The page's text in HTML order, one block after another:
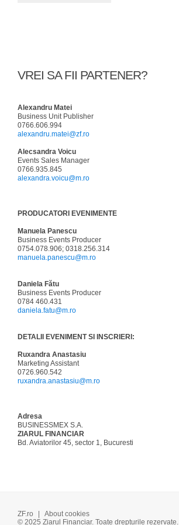
VREI SA FII PARTENER?
Alexandru Matei
Business Unit Publisher
0766.606.994
alexandru.matei@zf.ro
Alecsandra Voicu
Events Sales Manager
0766.935.845
alexandra.voicu@m.ro
PRODUCATORI EVENIMENTE
Manuela Panescu
Business Events Producer
0754.078.906; 0318.256.314
manuela.panescu@m.ro
Daniela Fătu
Business Events Producer
0784 460.431
daniela.fatu@m.ro
DETALII EVENIMENT SI INSCRIERI:
Ruxandra Anastasiu
Marketing Assistant
0726.960.542
ruxandra.anastasiu@m.ro
Adresa
BUSINESSMEX S.A.
ZIARUL FINANCIAR
Bd. Aviatorilor 45, sector 1, Bucuresti
ZF.ro |
About cookies
© 2025 Ziarul Financiar. Toate drepturile rezervate.